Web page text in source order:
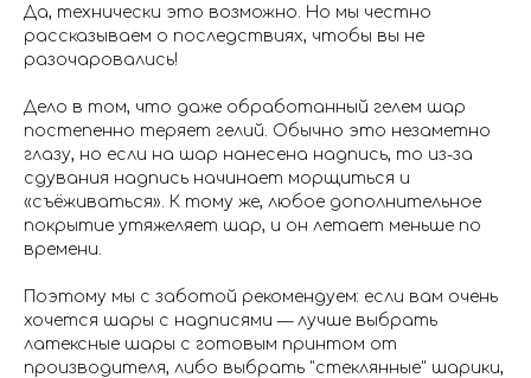
Да, технически это возможно. Но мы честно
рассказываем о последствиях, чтобы вы не
разочаровались!
Дело в том, что даже обработанный гелем шар
постепенно теряет гелий. Обычно это незаметно
глазу, но если на шар нанесена надпись, то из-за
сдувания надпись начинает морщиться и
«съёживаться». К тому же, любое дополнительное
покрытие утяжеляет шар, и он летает меньше по
времени.
Поэтому мы с заботой рекомендуем: если вам очень
хочется шары с надписями — лучше выбрать
латексные шары с готовым принтом от
производителя, либо выбрать "стеклянные" шарики,